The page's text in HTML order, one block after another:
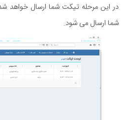
در این مرحله تیکت شما ارسال خواهد
شما ارسال می شود.